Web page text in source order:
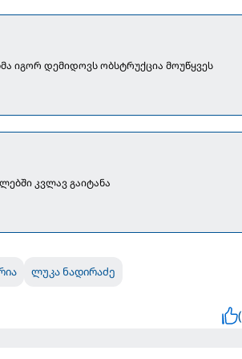
იგორ დემიდოვს ობსტრუქცია მოუწყვეს
კვლავ გაიტანა
ლუკა ნადირაძე